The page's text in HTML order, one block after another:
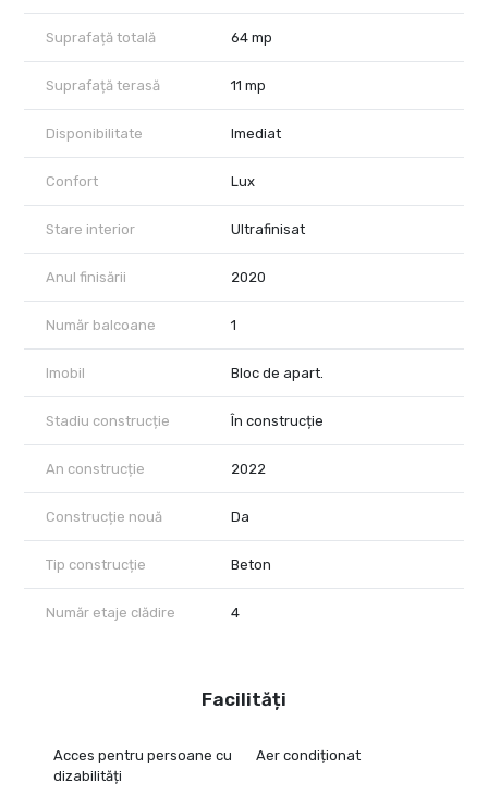
Suprafață totală 64 mp
Suprafață terasă 11 mp
Disponibilitate Imediat
Confort Lux
Stare interior Ultrafinisat
Anul finisării 2020
Număr balcoane 1
Imobil Bloc de apart.
Stadiu construcție În construcție
An construcție 2022
Construcție nouă Da
Tip construcție Beton
Număr etaje clădire 4
Facilități
Acces pentru persoane cu
dizabilități
Aer condiționat